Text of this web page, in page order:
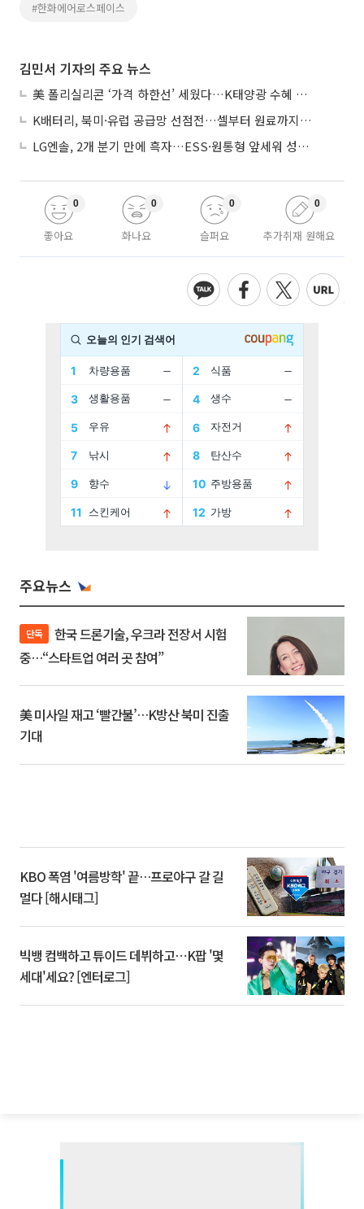
#한화에어로스페이스
김민서 기자의 주요 뉴스
美 폴리실리콘 ‘가격 하한선’ 세웠다…K태양광 수혜 기대
K배터리, 북미·유럽 공급망 선점전…셀부터 원료까지 현지화
LG엔솔, 2개 분기 만에 흑자…ESS·원통형 앞세워 성장 가속
좋아요
0
화나요
0
슬퍼요
0
추가취재 원해요
0
주요뉴스
단독
중…“스타트업 여러 곳 참여”
美 미사일 재고 ‘빨간불’…K방산 북미 진출
기대
KBO 폭염 '여름방학' 끝…프로야구 갈 길
멀다 [해시태그]
빅뱅 컴백하고 튜이드 데뷔하고⋯K팝 '몇
세대'세요? [엔터로그]